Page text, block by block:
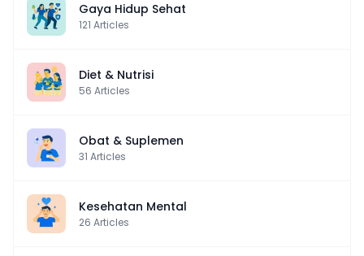
Gaya Hidup Sehat
121 Articles
Diet & Nutrisi
56 Articles
Obat & Suplemen
31 Articles
Kesehatan Mental
26 Articles